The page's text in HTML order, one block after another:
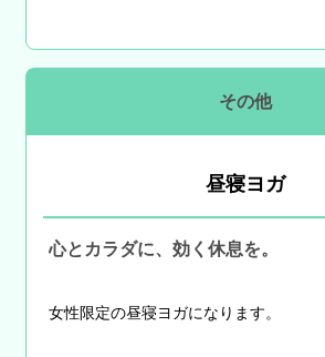
その他
昼寝ヨガ
心とカラダに、効く休息を。
女性限定の昼寝ヨガになります。